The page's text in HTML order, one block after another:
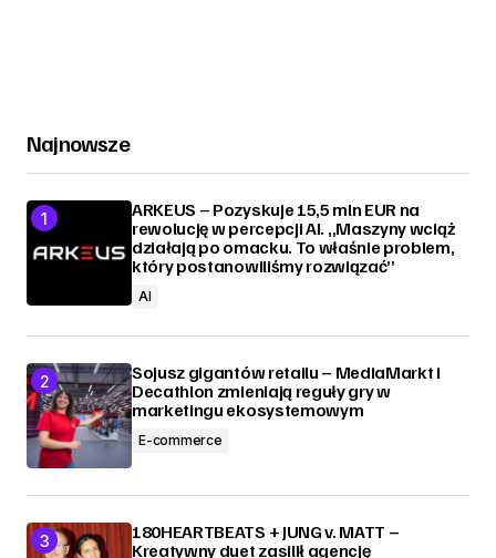
Najnowsze
ARKEUS – Pozyskuje 15,5 mln EUR na
rewolucję w percepcji AI. „Maszyny wciąż
działają po omacku. To właśnie problem,
który postanowiliśmy rozwiązać”
AI
Sojusz gigantów retailu – MediaMarkt i
Decathlon zmieniają reguły gry w
marketingu ekosystemowym
E-commerce
180HEARTBEATS + JUNG v. MATT –
Kreatywny duet zasilił agencję